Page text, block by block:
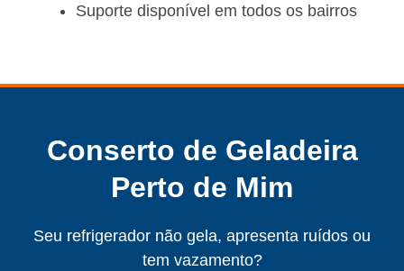
Suporte disponível em todos os bairros
Conserto de Geladeira
Perto de Mim
Seu refrigerador não gela, apresenta ruídos ou
tem vazamento?